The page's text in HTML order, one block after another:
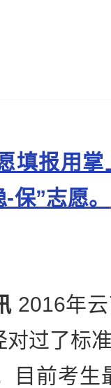
填报用
保”志愿。
2016年
过了标
目前考生